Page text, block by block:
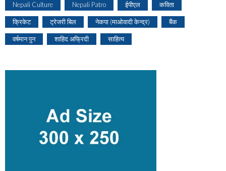
Nepali Culture Nepali Patro ईपीएल कविता
क्रिकेट ट्रेजरी बिल नेकपा (माओवादी केन्द्र) बैंक
वर्षमान पुन शाहिद अफ्रिदी साहित्य